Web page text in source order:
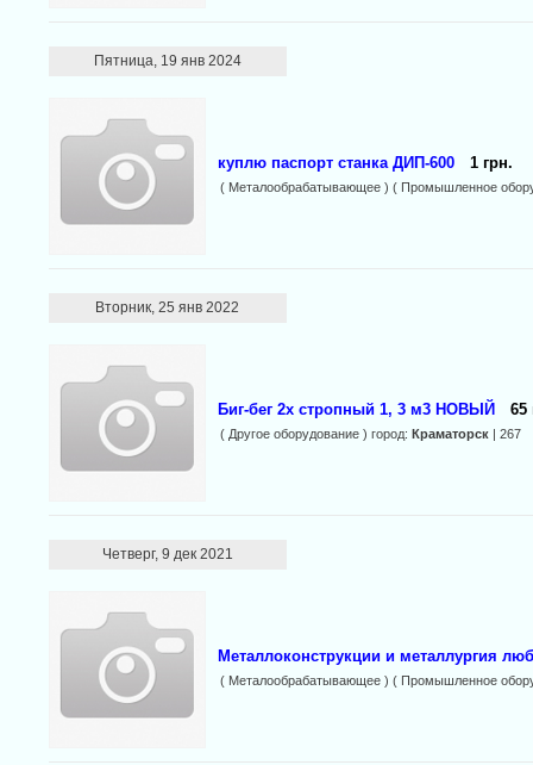
Пятница, 19 янв 2024
куплю паспорт станка ДИП-600 1 грн.
( Металообрабатывающее ) ( Промышленное
Вторник, 25 янв 2022
Биг-бег 2х стропный 1, 3 м3 НОВЫЙ 65
( Другое оборудование ) город: Краматорск| 267
Четверг, 9 дек 2021
Металлоконструкции и металлургия
( Металообрабатывающее ) ( Промышленное